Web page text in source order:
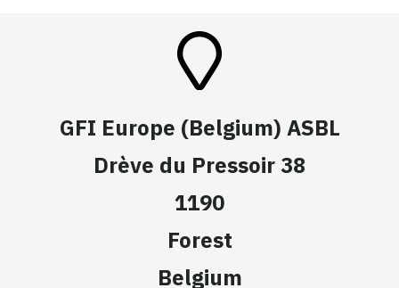
GFI Europe (Belgium) ASBL
Drève du Pressoir 38
1190
Forest
Belgium